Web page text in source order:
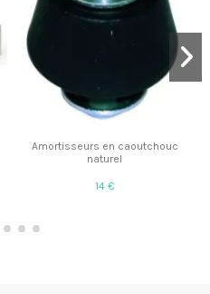
Amortisseurs en caoutchouc
naturel
14 €